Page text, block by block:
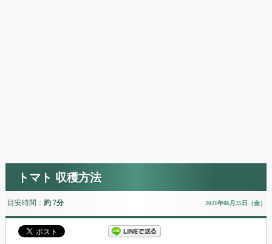
トマト 収穫方法
目安時間： 約 7分 2021年06月25日（金）